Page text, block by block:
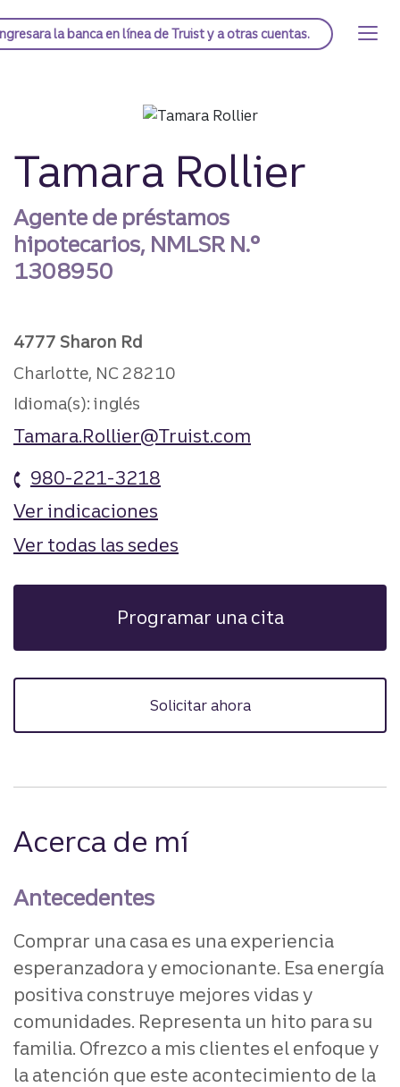
al
contenido
Página de inicio de Truist
a la banca en línea de Truist y a otras cuentas.
Tamara Rollier
Agente de préstamos
hipotecarios, NMLSR N.°
1308950
4777 Sharon Rd
Charlotte, NC 28210
Idioma(s): inglés
Tamara.Rollier@Truist.com
980-221-3218
Ver indicaciones
Ver todas las sedes
Programar una cita
Solicitar ahora
Acerca de mí
Antecedentes
Comprar una casa es una experiencia
esperanzadora y emocionante. Esa energía
positiva construye mejores vidas y
comunidades. Representa un hito para su
familia. Ofrezco a mis clientes el enfoque y
la atención que este acontecimiento de la